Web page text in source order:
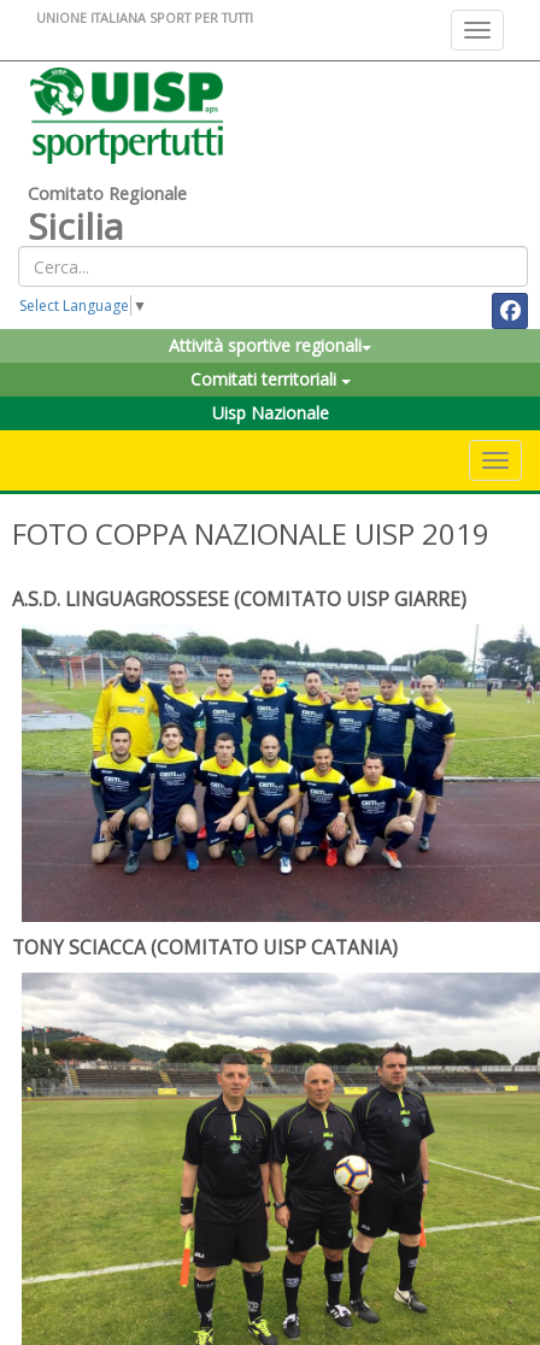
Toggle
UNIONE ITALIANA SPORT PER TUTTI
Comitato Regionale
Sicilia
Select Language ▼
Attività sportive regionali
Comitati territoriali
Uisp Nazionale
FOTO COPPA NAZIONALE UISP 2019
A.S.D. LINGUAGROSSESE (COMITATO UISP GIARRE)
TONY SCIACCA (COMITATO UISP CATANIA)